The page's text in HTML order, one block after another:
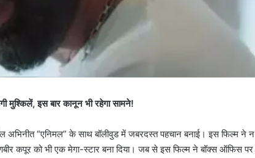
मुश्किलें, इस बार कानून भी रहेगा सामने!
अभिनीत “एनिमल” के साथ बॉलीवुड में जबरदस्त पहचान बनाई। इस फिल्म ने न
कपूर को भी एक मेगा-स्टार बना दिया। जब से इस फिल्म ने बॉक्स ऑफिस पर